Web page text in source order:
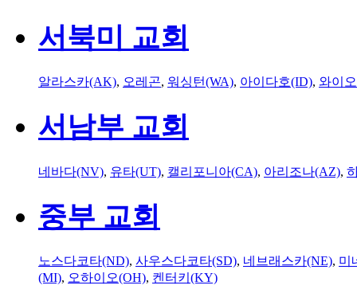
서북미 교회
알라스카(AK), 오레곤, 워싱턴(WA), 아이다호(ID), 와이
서남부 교회
네바다(NV), 유타(UT), 캘리포니아(CA), 아리조나(AZ),
중부 교회
노스다코타(ND), 사우스다코타(SD), 네브래스카(NE), 미
(MI), 오하이오(OH), 켄터키(KY)